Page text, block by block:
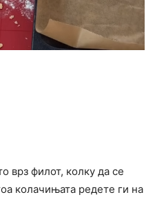
врз филот, колку да се
колачињата редете ги на